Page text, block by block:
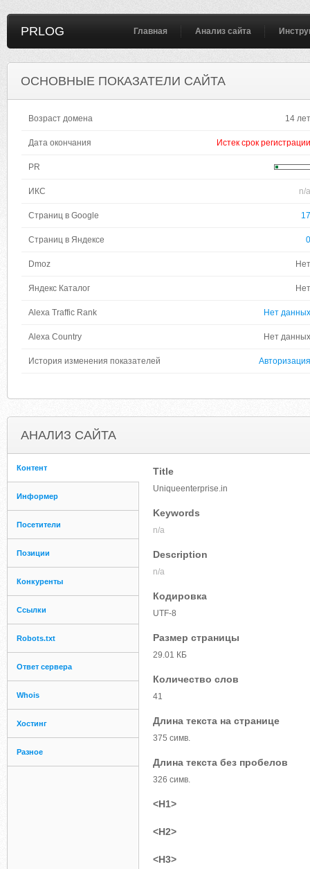
PRLOG Главная Анализ сайта
ОСНОВНЫЕ ПОКАЗАТЕЛИ САЙТА
Возраст домена 14 лет
Дата окончания Истек срок регистрации
PR
ИКС n/a
Страниц в Google 17
Страниц в Яндексе 0
Dmoz Нет
Яндекс Каталог Нет
Alexa Traffic Rank Нет данных
Alexa Country Нет данных
История изменения показателей Авторизация
АНАЛИЗ САЙТА
Контент
Информер
Посетители
Позиции
Конкуренты
Ссылки
Robots.txt
Ответ сервера
Whois
Хостинг
Разное
Title
Uniqueenterprise.in
Keywords
n/a
Description
n/a
Кодировка
UTF-8
Размер страницы
29.01 КБ
Количество слов
41
Длина текста на странице
375 симв.
Длина текста без пробелов
326 симв.
<H1>
<H2>
<H3>